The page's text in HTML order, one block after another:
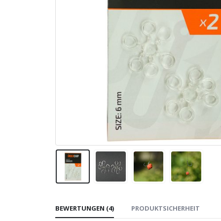
BEWERTUNGEN (4) PRODUKTSICHERHEIT